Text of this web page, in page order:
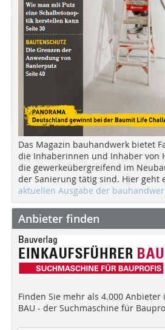
Das Magazin bauhandwerk bietet
die Inhaberinnen und Inhaber von
die gewerkeübergreifend im
der Sanierung tätig sind. Hier geht
aktuellen Ausgabe der
Anbieter finden
Finden Sie mehr als 4.000 Anbieter
BAU - der Suchmaschine für